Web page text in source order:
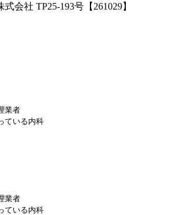
会社 TP25-193号【261029】
業者
ている内科
業者
ている内科